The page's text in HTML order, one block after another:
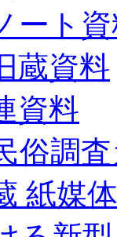
ート
蔵資料
資料
調査
紙媒